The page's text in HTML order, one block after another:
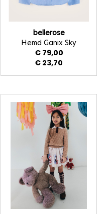
bellerose
Hemd Ganix Sky
€ 79,00
€ 23,70